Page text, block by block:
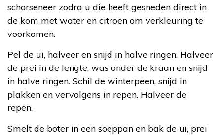
schorseneer zodra u die heeft gesneden direct in
de kom met water en citroen om verkleuring te
voorkomen.
Pel de ui, halveer en snijd in halve ringen. Halveer
de prei in de lengte, was onder de kraan en snijd
in halve ringen. Schil de winterpeen, snijd in
plakken en vervolgens in repen. Halveer de
repen.
Smelt de boter in een soeppan en bak de ui, prei